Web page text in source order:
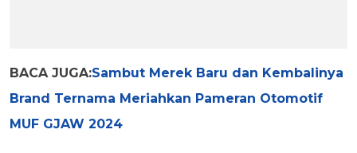
BACA JUGA:Sambut Merek Baru dan Kembalinya
Brand Ternama Meriahkan Pameran Otomotif
MUF GJAW 2024